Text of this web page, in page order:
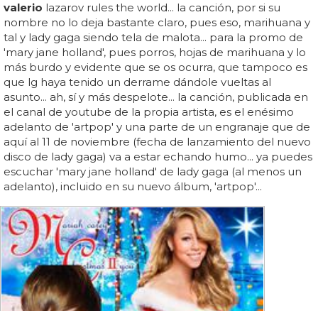
valerio lazarov rules the world... la canción, por si su
nombre no lo deja bastante claro, pues eso, marihuana y
tal y lady gaga siendo tela de malota... para la promo de
'mary jane holland', pues porros, hojas de marihuana y lo
más burdo y evidente que se os ocurra, que tampoco es
que lg haya tenido un derrame dándole vueltas al
asunto... ah, sí y más despelote... la canción, publicada en
el canal de youtube de la propia artista, es el enésimo
adelanto de 'artpop' y una parte de un engranaje que de
aquí al 11 de noviembre (fecha de lanzamiento del nuevo
disco de lady gaga) va a estar echando humo... ya puedes
escuchar 'mary jane holland' de lady gaga (al menos un
adelanto), incluido en su nuevo álbum, 'artpop'...